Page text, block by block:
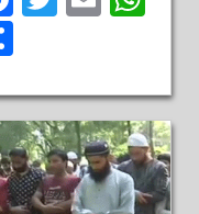
Share